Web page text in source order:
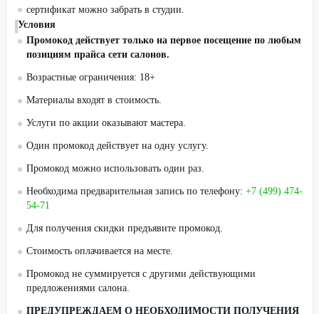
сертификат можно забрать в студии.
Условия
Промокод действует только на первое посещение по любым
позициям прайса сети салонов.
Возрастные ограничения: 18+
Материалы входят в стоимость.
Услуги по акции оказывают мастера.
Один промокод действует на одну услугу.
Промокод можно использовать один раз.
Необходима предварительная запись по телефону: +7 (499) 474-
54-71
Для получения скидки предъявите промокод.
Стоимость оплачивается на месте.
Промокод не суммируется с другими действующими
предложениями салона.
ПРЕДУПРЕЖДАЕМ О НЕОБХОДИМОСТИ ПОЛУЧЕНИЯ